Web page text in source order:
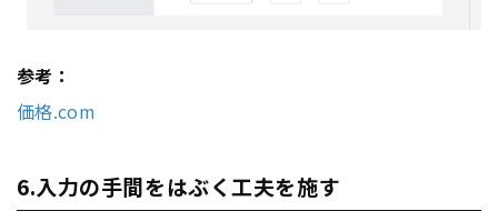
参考：
価格.com
6.入力の手間をはぶく工夫を施す